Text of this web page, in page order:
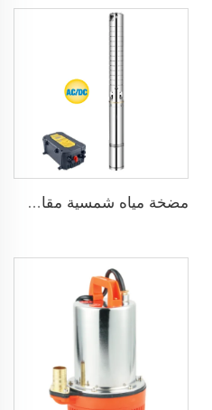
مضخة مياه شمسية مقاس 3 بوصة ذات شفرة من الفولاذ المقاوم للصدأ لري الزراعة